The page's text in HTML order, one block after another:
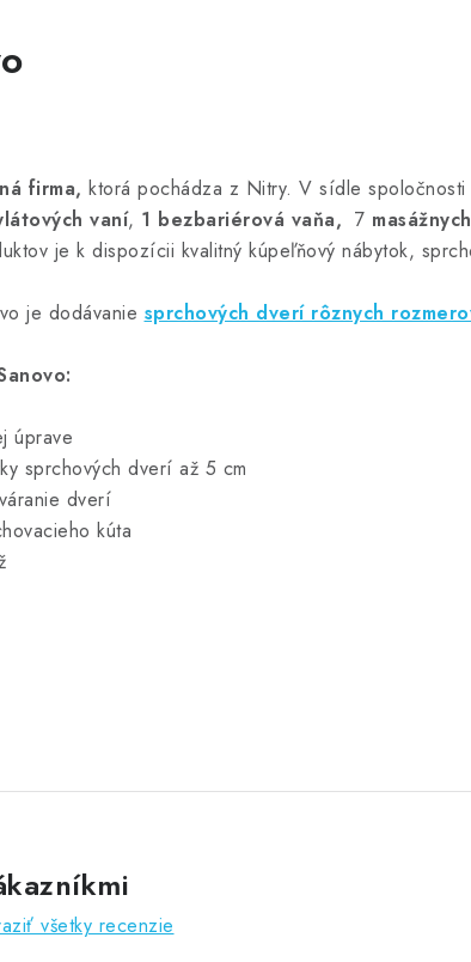
firma, ktorá pochádza z Nitry. V sídle
vaní, 1 bezbariérová vaňa, 7
je k dispozícii kvalitný kúpeľňový nábytok,
je dodávanie sprchových dverí rôznych
úprave
sprchových dverí až 5 cm
dverí
kúta
všetky recenzie